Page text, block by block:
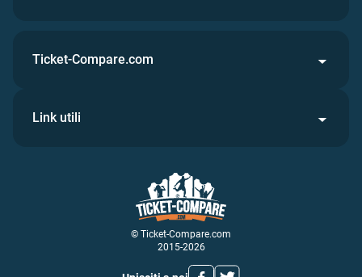
© Ticket-Compare.com
2015-2026
Ticket-Compare.com
Link utili